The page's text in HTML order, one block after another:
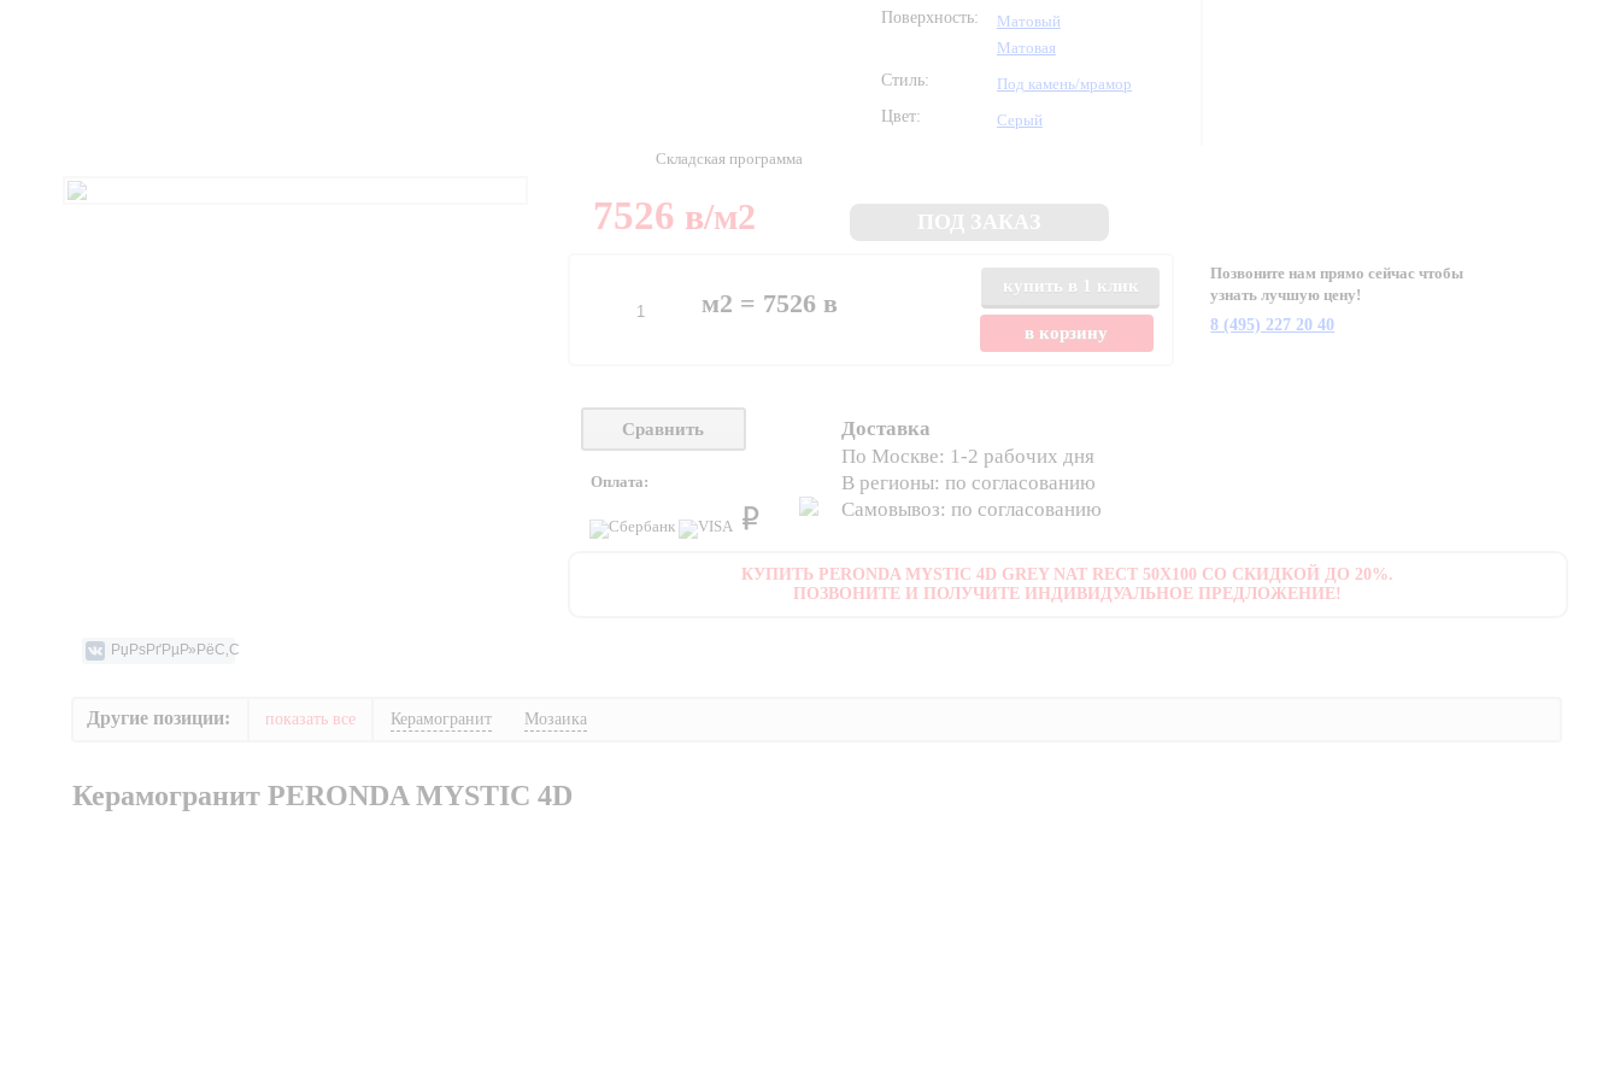
Поверхность:
Матовый
Матовая
Стиль:
Под камень/мрамор
Цвет:
Серый
Складская программа
7526 в/м2
м2 = 7526в
купить в 1 клик
в корзину
Позвоните нам прямо сейчас чтобы
узнать лучшую цену!
8 (495) 227 20 40
Сравнить
Оплата:
Доставка
По Москве: 1-2 рабочих дня
В регионы: по согласованию
Самовывоз: по согласованию
КУПИТЬ PERONDA MYSTIC 4D GREY NAT RECT 50X100 СО СКИДКОЙ ДО 20%.
ПОЗВОНИТЕ И ПОЛУЧИТЕ ИНДИВИДУАЛЬНОЕ ПРЕДЛОЖЕНИЕ!
Другие позиции: показать все Керамогранит Мозаика
Керамогранит PERONDA MYSTIC 4D